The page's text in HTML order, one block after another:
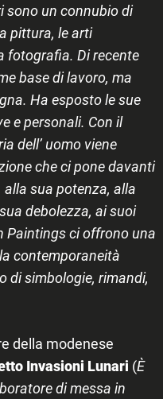
sono un connubio di
pittura, le arti
fotografia. Di recente
base di lavoro, ma
Ha esposto le sue
e personali. Con il
dell’ uomo viene
che ci pone davanti
alla sua potenza, alla
debolezza, ai suoi
Paintings ci offrono una
contemporaneità
di simbologie, rimandi,
della modenese
Invasioni Lunari (È
di messa in